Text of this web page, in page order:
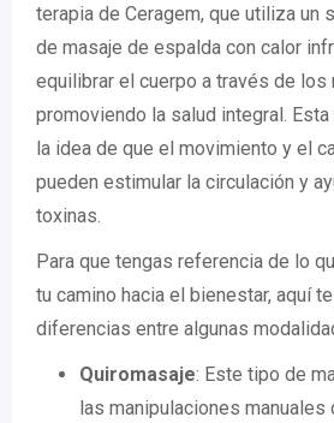
terapia de Ceragem, que utiliza un
de masaje de espalda con calor
equilibrar el cuerpo a través de los
promoviendo la salud integral.
la idea de que el movimiento y el
pueden estimular la circulación y
toxinas.
Para que tengas referencia de lo
tu camino hacia el bienestar, aquí
diferencias entre algunas
Quiromasaje: Este tipo de
las manipulaciones manuales